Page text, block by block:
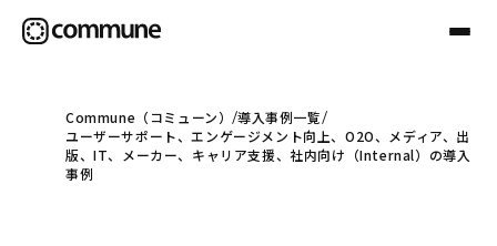
Communeについて
Commune（コミューン）
導入事例一覧
ユーザーサポート、エンゲージメント向上、O2O、メディア、出
版、IT、メーカー、キャリア支援、社内向け（Internal）の導入
事例